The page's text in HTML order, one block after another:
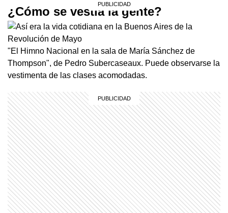
¿Cómo se vestía la gente?
"El Himno Nacional en la sala de María Sánchez de
Thompson", de Pedro Subercaseaux. Puede observarse la
vestimenta de las clases acomodadas.